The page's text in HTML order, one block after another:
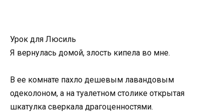
Урок для Люсиль
Я вернулась домой, злость кипела во мне.
В ее комнате пахло дешевым лавандовым
одеколоном, а на туалетном столике открытая
шкатулка сверкала драгоценностями.